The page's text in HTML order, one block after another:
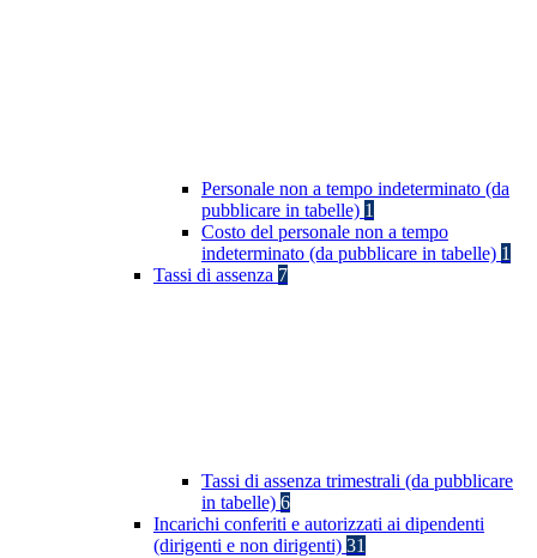
Personale non a tempo indeterminato (da
pubblicare in tabelle) 1
Costo del personale non a tempo
indeterminato (da pubblicare in tabelle) 1
Tassi di assenza 7
Tassi di assenza trimestrali (da pubblicare
in tabelle) 6
Incarichi conferiti e autorizzati ai dipendenti
(dirigenti e non dirigenti) 31